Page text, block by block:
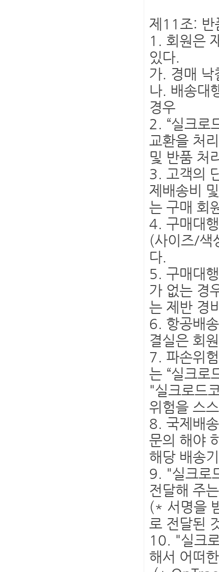
제11조: 반
1. 회원은
있다.
가. 경매
나. 배송대
경우
2. “실크로
교환을 처
및 반품 처
3. 고객의
제배송비
는 구매 회
4. 구매대
(사이즈/색
다.
5. 구매대
가 없는 경
는 제반 경
6. 항공배
결실은 회
7. 파손위
는 “실크로
"실크로드
위험을 스
8. 국제배
문의 해야
해당 배송
9. "실크로
전달해 주
(* 서명을
로 전달된
10. "실크
해서 어떠